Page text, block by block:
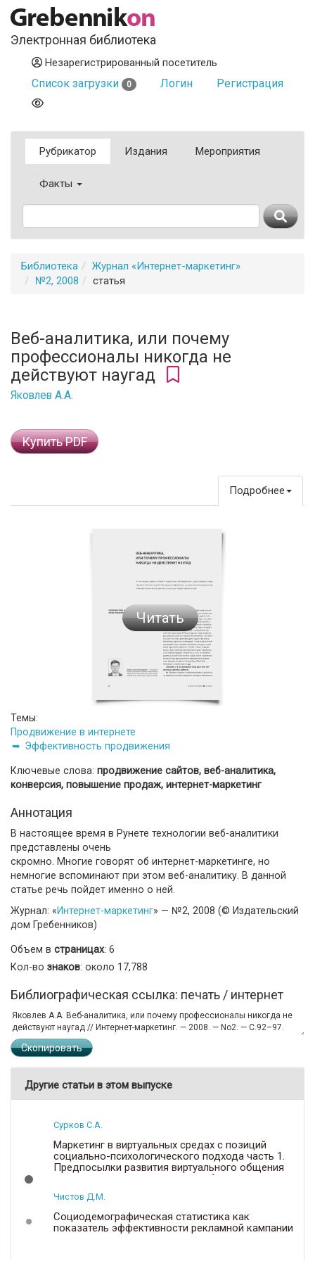
Электронная библиотека
Незарегистрированный посетитель
Список загрузки 0 Логин Регистрация
Рубрикатор Издания Мероприятия
Факты
Библиотека
Журнал «Интернет-маркетинг»
№2, 2008
статья
Веб-аналитика, или почему
профессионалы никогда не
действуют наугад
Яковлев А.А.
Купить PDF
Подробнее
Читать
Темы:
Продвижение в интернете
Эффективность продвижения
Ключевые слова: продвижение сайтов, веб-аналитика,
конверсия, повышение продаж, интернет-маркетинг
Аннотация
В настоящее время в Рунете технологии веб-аналитики
представлены очень
скромно. Многие говорят об интернет-маркетинге, но
немногие вспоминают при этом веб-аналитику. В данной
статье речь пойдет именно о ней.
Журнал: «Интернет-маркетинг» — №2, 2008 (© Издательский
дом Гребенников)
Объем в страницах: 6
Кол-во знаков: около 17,788
Библиографическая ссылка: печать / интернет
Скопировать
Другие статьи в этом выпуске
Сурков С.А.
Маркетинг в виртуальных средах с позиций
социально-психологического подхода часть 1.
Предпосылки развития виртуального общения
как основы для виртуального обмена
Чистов Д.М.
Социодемографическая статистика как
показатель эффективности рекламной кампании